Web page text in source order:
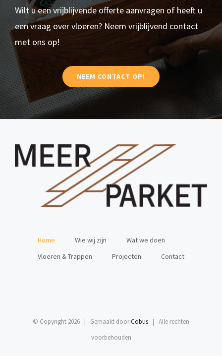
Wilt u een vrijblijvende offerte aanvragen of heeft u
een vraag over vloeren? Neem vrijblijvend contact
met ons op!
NEEM CONTACT OP!
Home Wie wij zijn
Wat we doen
Vloeren & Trappen
Projecten Contact
© Copyright 2026 | Gemaakt doorCobus | Alle rechten
voorbehouden